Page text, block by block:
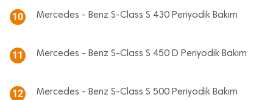
10 Mercedes - Benz S-Class S 430 Periyodik Bakım
11 Mercedes - Benz S-Class S 450 D Periyodik Bakım
12 Mercedes - Benz S-Class S 500 Periyodik Bakım